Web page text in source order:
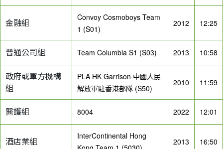
金融組
Convoy Cosmoboys Team
1 (S01)
2012 12:25
普通公司組 Team Columbia S1 (S03) 2013 10:58
政府或軍方機構
組
PLA HK Garrison 中國人民
解放軍駐香港部隊 (S50)
2010 11:59
醫護組 8004 2022 12:01
酒店業組
InterContinental Hong
2013 16:50